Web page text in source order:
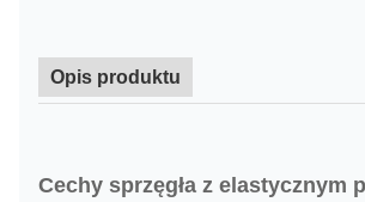
Opis produktu
Cechy sprzęgła z elastycznym